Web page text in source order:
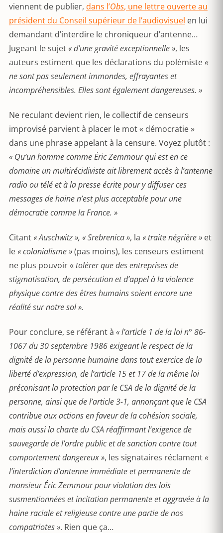
viennent de publier, dans l’Obs, une lettre ouverte au
président du Conseil supérieur de l’audiovisuel en lui
demandant d’interdire le chroniqueur d’antenne…
Jugeant le sujet« d’une gravité exceptionnelle », les
auteurs estiment que les déclarations du polémiste«
ne sont pas seulement immondes, effrayantes et
incompréhensibles. Elles sont également dangereuses. »
Ne reculant devient rien, le collectif de censeurs
improvisé parvient à placer le mot « démocratie »
dans une phrase appelant à la censure. Voyez plutôt :
« Qu’un homme comme Éric Zemmour qui est en ce
domaine un multirécidiviste ait librement accès à l’antenne
radio ou télé et à la presse écrite pour y diffuser ces
messages de haine n’est plus acceptable pour une
démocratie comme la France. »
Citant« Auschwitz », « Srebrenica », la « traite négrière » et
le« colonialisme »(pas moins), les censeurs estiment
ne plus pouvoir « tolérer quedes entreprises de
stigmatisation, de persécution et d’appel à la violence
physique contre des êtres humains soient encore une
réalité sur notre sol ».
Pour conclure, se référant à « l’article 1 de la loi n° 86-
1067 du 30 septembre 1986 exigeant le respect de la
dignité de la personne humaine dans tout exercice de la
liberté d’expression, de l’article 15 et 17 de la même loi
préconisant la protection par le CSA de la dignité de la
personne, ainsi que de l’article 3-1, annonçant que le CSA
contribue aux actions en faveur de la cohésion sociale,
mais aussi la charte du CSA réaffirmant l’exigence de
sauvegarde de l’ordre public et de sanction contre tout
comportement dangereux », les signataires réclament«
l’interdiction d’antenne immédiate et permanente de
monsieur Éric Zemmour pour violation des lois
susmentionnées et incitation permanente et aggravée à la
haine raciale et religieuse contre une partie de nos
compatriotes ». Rien que ça…